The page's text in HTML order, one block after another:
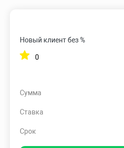
Новый клиент без %
0
Сумма
Ставка
Срок